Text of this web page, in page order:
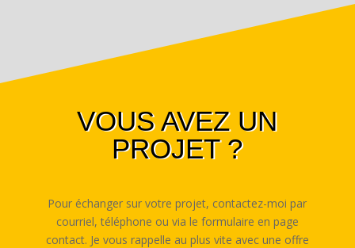
VOUS AVEZ UN
PROJET ?
Pour échanger sur votre projet, contactez-moi par
courriel, téléphone ou via le formulaire en page
contact. Je vous rappelle au plus vite avec une offre